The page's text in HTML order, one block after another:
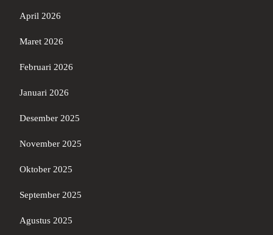
April 2026
Maret 2026
Februari 2026
Januari 2026
Desember 2025
November 2025
Oktober 2025
September 2025
Agustus 2025